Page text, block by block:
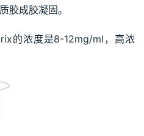
胶成胶凝固。
的浓度是8-12mg/ml，高浓